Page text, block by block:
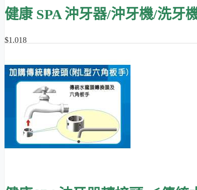
健康 SPA 沖牙器/沖牙機/洗牙
$1,018